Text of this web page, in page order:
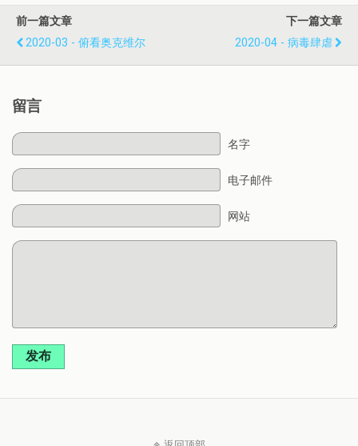
前一篇文章
2020-03 - 俯看奥克维尔
下一篇文章
2020-04 - 病毒肆虐
留言
名字
电子邮件
网站
发布